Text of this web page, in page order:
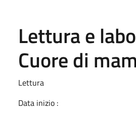
Lettura e
Cuore di
Lettura
Data inizio :